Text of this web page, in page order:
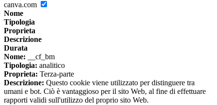
canva.com
Nome
Tipologia
Proprieta
Descrizione
Durata
Nome: __cf_bm
Tipologia: analitico
Proprieta: Terza-parte
Descrizione: Questo cookie viene utilizzato per distinguere tra
umani e bot. Ciò è vantaggioso per il sito Web, al fine di effettuare
rapporti validi sull'utilizzo del proprio sito Web.